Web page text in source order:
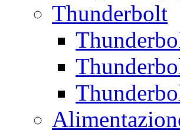
Thunderbolt